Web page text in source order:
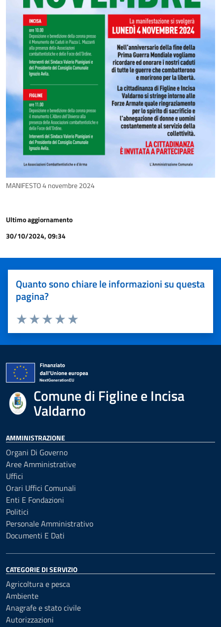
MANIFESTO 4 novembre 2024
Ultimo aggiornamento
30/10/2024, 09:34
Quanto sono chiare le informazioni su questa
pagina?
Valuta 5 stelle su 5
Valuta 4 stelle su 5
Valuta 3 stelle su 5
Valuta 2 stelle su 5
Valuta 1 stelle su 5
Comune di Figline e Incisa
Valdarno
AMMINISTRAZIONE
Organi Di Governo
Aree Amministrative
Uffici
Orari Uffici Comunali
Enti E Fondazioni
Politici
Personale Amministrativo
Documenti E Dati
CATEGORIE DI SERVIZIO
Agricoltura e pesca
Ambiente
Anagrafe e stato civile
Autorizzazioni